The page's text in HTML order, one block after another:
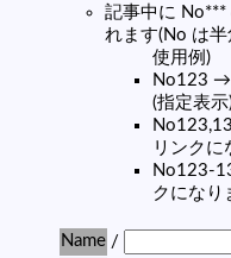
記事中に No***
れます(No は半
使用例)
No123 →
(指定表示)
リンクに
No123-
クになり
Name /